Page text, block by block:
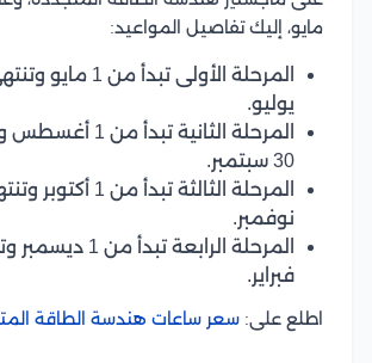
مايو، إليك تفاصيل المواعيد:
يوليو.
المرحلة الثانية
30 سبتمبر.
نوفمبر.
فبراير.
اطلع على: سعر ساعات هندسة الطاقة